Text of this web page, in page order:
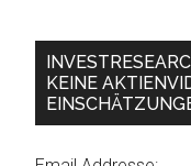
KEINE